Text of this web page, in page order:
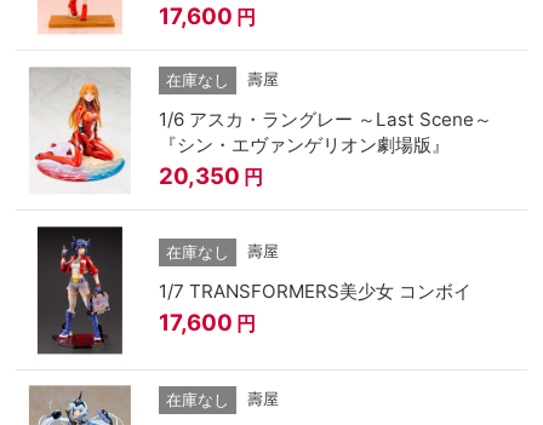
17,600 円
在庫なし 壽屋
1/6 アスカ・ラングレー ～Last Scene～
『シン・エヴァンゲリオン劇場版』
20,350 円
在庫なし 壽屋
1/7 TRANSFORMERS美少女 コンボイ
17,600 円
在庫なし 壽屋